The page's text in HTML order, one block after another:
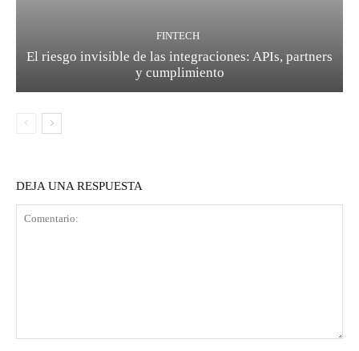
FINTECH
El riesgo invisible de las integraciones: APIs, partners
y cumplimiento
DEJA UNA RESPUESTA